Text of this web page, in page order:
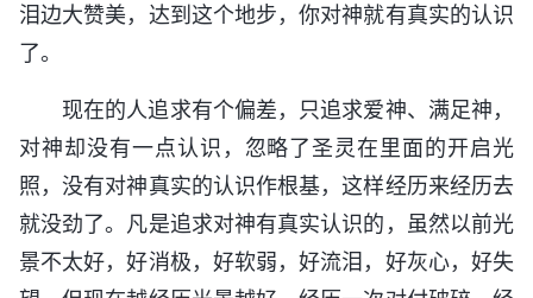
泪边大赞美，达到这个地步，你对神就有真实的认识
了。
现在的人追求有个偏差，只追求爱神、满足神，
对神却没有一点认识，忽略了圣灵在里面的开启光
照，没有对神真实的认识作根基，这样经历来经历去
就没劲了。凡是追求对神有真实认识的，虽然以前光
景不太好，好消极，好软弱，好流泪，好灰心，好失